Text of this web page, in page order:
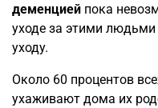
деменцией пока
уходе за этими людьми
уходу.
Около 60 процентов
ухаживают дома их